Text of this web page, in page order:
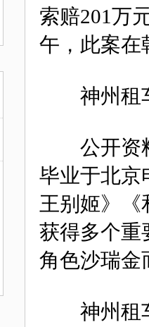
索赔201万
午，此案在
神州租车
公开资料
毕业于北京
王别姬》《
获得多个重
角色沙瑞金
神州租车